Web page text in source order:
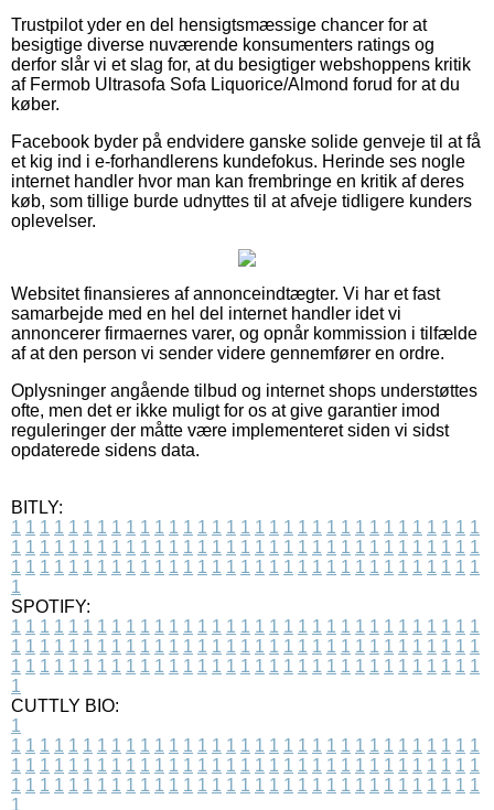
Trustpilot yder en del hensigtsmæssige chancer for at
besigtige diverse nuværende konsumenters ratings og
derfor slår vi et slag for, at du besigtiger webshoppens kritik
af Fermob Ultrasofa Sofa Liquorice/Almond forud for at du
køber.
Facebook byder på endvidere ganske solide genveje til at få
et kig ind i e-forhandlerens kundefokus. Herinde ses nogle
internet handler hvor man kan frembringe en kritik af deres
køb, som tillige burde udnyttes til at afveje tidligere kunders
oplevelser.
Websitet finansieres af annonceindtægter. Vi har et fast
samarbejde med en hel del internet handler idet vi
annoncerer firmaernes varer, og opnår kommission i tilfælde
af at den person vi sender videre gennemfører en ordre.
Oplysninger angående tilbud og internet shops understøttes
ofte, men det er ikke muligt for os at give garantier imod
reguleringer der måtte være implementeret siden vi sidst
opdaterede sidens data.
BITLY:
1 1 1 1 1 1 1 1 1 1 1 1 1 1 1 1 1 1 1 1 1 1 1 1 1 1 1 1 1 1 1 1 1
1 1 1 1 1 1 1 1 1 1 1 1 1 1 1 1 1 1 1 1 1 1 1 1 1 1 1 1 1 1 1 1 1
1 1 1 1 1 1 1 1 1 1 1 1 1 1 1 1 1 1 1 1 1 1 1 1 1 1 1 1 1 1 1 1 1
1
SPOTIFY:
1 1 1 1 1 1 1 1 1 1 1 1 1 1 1 1 1 1 1 1 1 1 1 1 1 1 1 1 1 1 1 1 1
1 1 1 1 1 1 1 1 1 1 1 1 1 1 1 1 1 1 1 1 1 1 1 1 1 1 1 1 1 1 1 1 1
1 1 1 1 1 1 1 1 1 1 1 1 1 1 1 1 1 1 1 1 1 1 1 1 1 1 1 1 1 1 1 1 1
1
CUTTLY BIO:
1
1 1 1 1 1 1 1 1 1 1 1 1 1 1 1 1 1 1 1 1 1 1 1 1 1 1 1 1 1 1 1 1 1
1 1 1 1 1 1 1 1 1 1 1 1 1 1 1 1 1 1 1 1 1 1 1 1 1 1 1 1 1 1 1 1 1
1 1 1 1 1 1 1 1 1 1 1 1 1 1 1 1 1 1 1 1 1 1 1 1 1 1 1 1 1 1 1 1 1
1